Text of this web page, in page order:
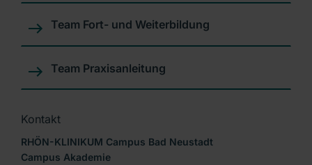
Team Fort- und Weiterbildung
Team Praxisanleitung
Kontakt
RHÖN-KLINIKUM Campus Bad Neustadt
Campus Akademie